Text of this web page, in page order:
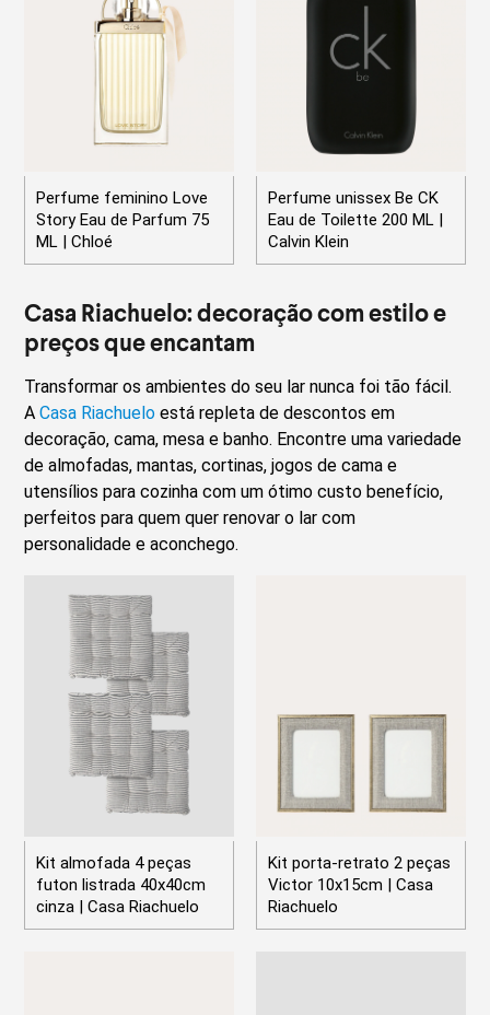
Perfume feminino Love
Story Eau de Parfum 75
ML | Chloé
Perfume unissex Be CK
Eau de Toilette 200 ML |
Calvin Klein
Casa Riachuelo: decoração com estilo e
preços que encantam
Transformar os ambientes do seu lar nunca foi tão fácil.
ACasa Riachuelo está repleta de descontos em
decoração, cama, mesa e banho. Encontre uma variedade
de almofadas, mantas, cortinas, jogos de cama e
utensílios para cozinha com um ótimo custo benefício,
perfeitos para quem quer renovar o lar com
personalidade e aconchego.
Kit almofada 4 peças
futon listrada 40x40cm
cinza | Casa Riachuelo
Kit porta-retrato 2 peças
Victor 10x15cm | Casa
Riachuelo